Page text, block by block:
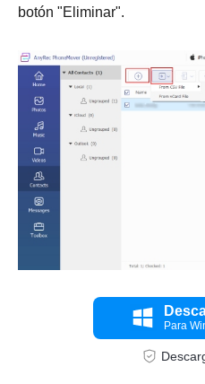
Paso 2.
botón "Eliminar".
Para